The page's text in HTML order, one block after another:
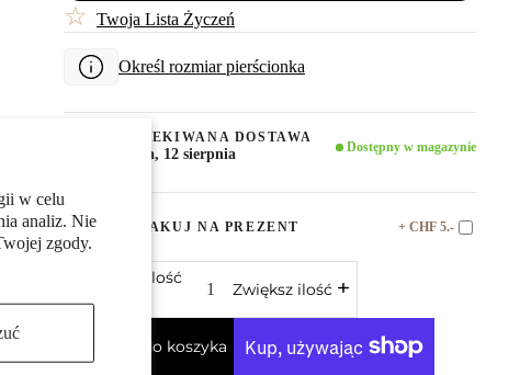
w celu
analiz. Nie
zgody.
☆ Twoja Lista Życzeń
Określ rozmiar pierścionka
OCZEKIWANA DOSTAWA
środa, 12 sierpnia Dostępny w magazynie
ZAPAKUJ NA PREZENT + CHF 5.-
Zmniejsz ilość
Zwiększ ilość
Dodaj do koszyka